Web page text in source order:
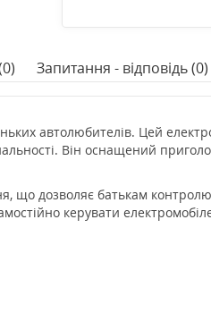
Запитання - відповідь (0)
автолюбителів. Цей
Він оснащений
що дозволяє батькам
керувати